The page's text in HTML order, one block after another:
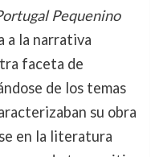
Pequenino
a la narrativa
faceta de
de los temas
su obra
en la literatura